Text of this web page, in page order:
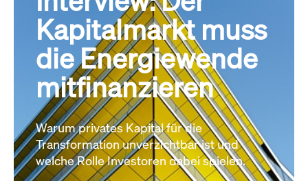
Kapitalmarkt muss
die Energiewende
mitfinanzieren
Warum privates Kapital für die
Transformation unverzichtbar ist und
welche Rolle Investoren dabei spielen.